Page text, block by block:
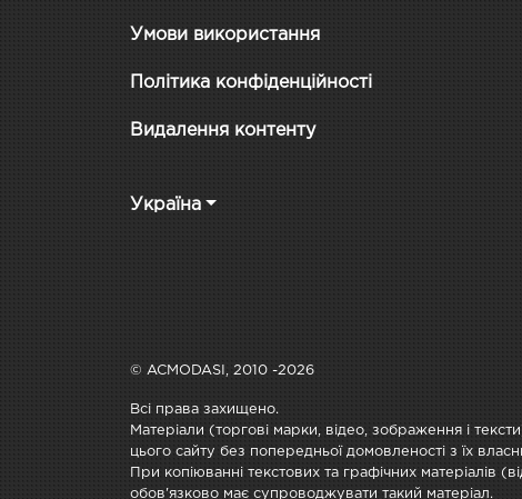
Умови використання
Політика конфіденційності
Видалення контенту
Україна
© ACMODASI, 2010 -2026
Всі права захищено.
Матеріали (торгові марки, відео, зображення і
цього сайту без попередньої домовленості з їх
При копіюванні текстових та графічних матеріалів
обов'язково має супроводжувати такий матеріал.